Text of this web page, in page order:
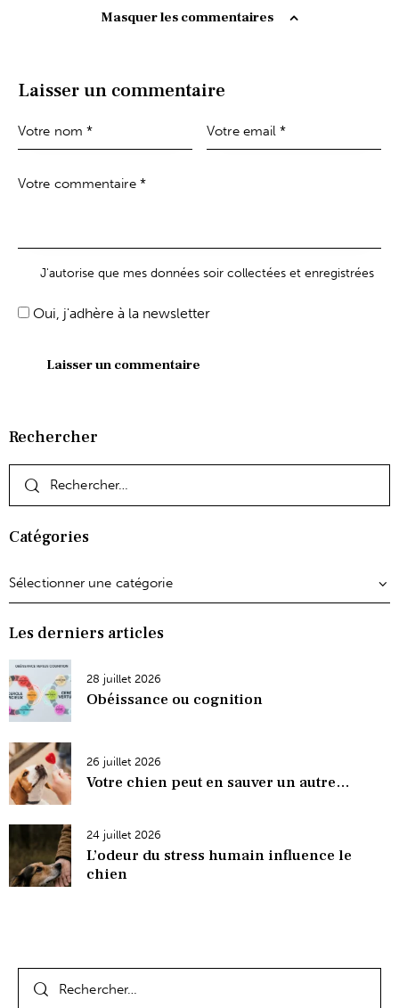
Masquer les commentaires
Laisser un commentaire
J'autorise que mes données soir collectées et enregistrées
Oui, j'adhère à la newsletter
Rechercher
Catégories
Les derniers articles
28 juillet 2026
Obéissance ou cognition
26 juillet 2026
Votre chien peut en sauver un autre…
24 juillet 2026
L’odeur du stress humain influence le
chien